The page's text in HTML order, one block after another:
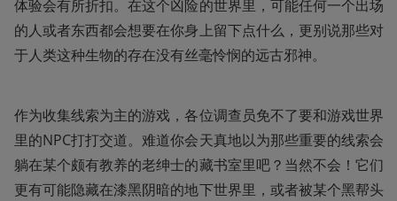
体验会有所折扣。在这个凶险的世界里，可能任何一个出场
的人或者东西都会想要在你身上留下点什么，更别说那些对
于人类这种生物的存在没有丝毫怜悯的远古邪神。
作为收集线索为主的游戏，各位调查员免不了要和游戏世界
里的NPC打打交道。难道你会天真地以为那些重要的线索会
躺在某个颇有教养的老绅士的藏书室里吧？当然不会！它们
更有可能隐藏在漆黑阴暗的地下世界里，或者被某个黑帮头